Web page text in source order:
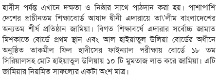
হাদীস পর্যন্ত এখানে দক্ষতা ও নিষ্ঠার সাথে পাঠদান করা হয়। পাশাপাশি
দেশের প্রাচীনতম শিক্ষাবোর্ড আযাদ দ্বীনী এদারায়ে তা\’লীম বাংলাদেশের
অন্যতম শীর্ষ প্রতিষ্ঠান জামিয়া। বিগত শিক্ষাবর্ষে এদারার সর্বোচ্চ জামাত
মিশকাতে বোর্ডে প্রথম স্থান এবং আল হাইয়াতুল উলিয়া বোর্ডের অধীনে
অনুষ্ঠিত তাকমীল ফিল হাদীসের ফাইন্যাল পরীক্ষায় বোর্ডে ১৮ তম
সিরিয়ালসহ মোট হাইয়াতুল উলিয়ায় ১০ টি মুমতাজ লাভ করে জামিয়া। এটি
জামিয়ার নিয়মিত সাফল্যের একটা অংশ মাত্র।